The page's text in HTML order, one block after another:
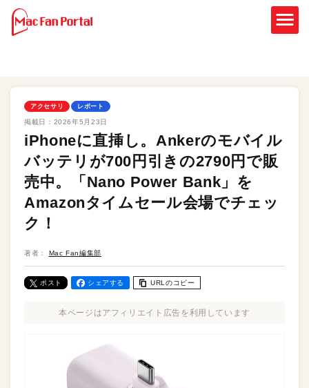
アクセサリ レポート
掲載日： 2026年5月23日
iPhoneに直挿し。Ankerのモバイル
バッテリが700円引きの2790円で販
売中。「Nano Power Bank」を
Amazonタイムセール会場でチェッ
ク！
著者： Mac Fan編集部
ポスト シェアする URLのコピー
本ページはアフィリエイト広告を利用しています